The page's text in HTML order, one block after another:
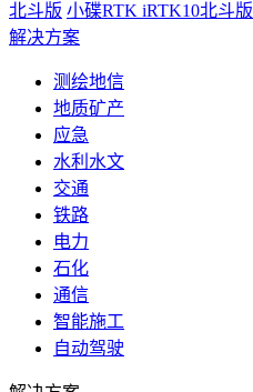
北斗版 小碟RTK iRTK10北斗版
解决方案
测绘地信
地质矿产
应急
水利水文
交通
铁路
电力
石化
通信
智能施工
自动驾驶